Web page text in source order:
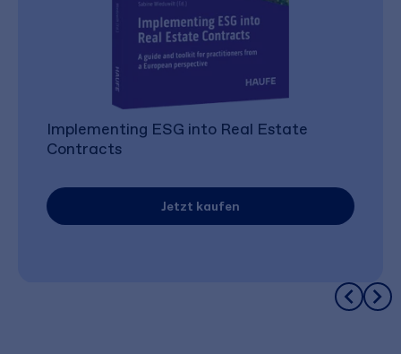
Implementing ESG into Real Estate
Contracts
Jetzt kaufen